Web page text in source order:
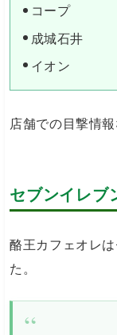
コープ
成城石井
イオン
店舗での目撃情
セブンイレブ
酪王カフェオレ
た。